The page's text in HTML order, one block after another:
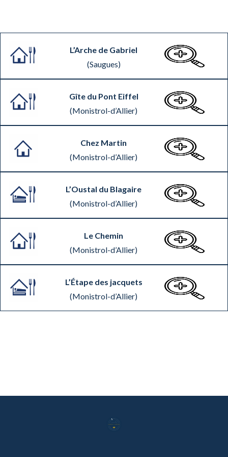
L’Arche de Gabriel
(Saugues)
Gîte du Pont Eiffel
(Monistrol-d’Allier)
Chez Martin
(Monistrol-d’Allier)
L’Oustal du Blagaire
(Monistrol-d’Allier)
Le Chemin
(Monistrol-d’Allier)
L’Étape des jacquets
(Monistrol-d’Allier)